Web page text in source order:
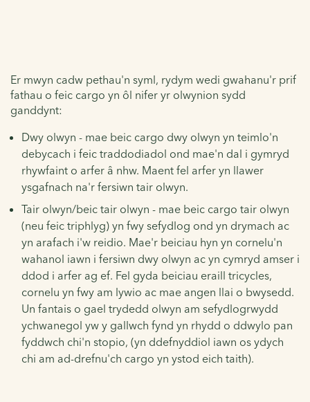
Er mwyn cadw pethau'n syml, rydym wedi gwahanu'r prif
fathau o feic cargo yn ôl nifer yr olwynion sydd
ganddynt:
Dwy olwyn - mae beic cargo dwy olwyn yn teimlo'n
debycach i feic traddodiadol ond mae'n dal i gymryd
rhywfaint o arfer â nhw. Maent fel arfer yn llawer
ysgafnach na'r fersiwn tair olwyn.
Tair olwyn/beic tair olwyn - mae beic cargo tair olwyn
(neu feic triphlyg) yn fwy sefydlog ond yn drymach ac
yn arafach i'w reidio. Mae'r beiciau hyn yn cornelu'n
wahanol iawn i fersiwn dwy olwyn ac yn cymryd amser i
ddod i arfer ag ef. Fel gyda beiciau eraill tricycles,
cornelu yn fwy am lywio ac mae angen llai o bwysedd.
Un fantais o gael trydedd olwyn am sefydlogrwydd
ychwanegol yw y gallwch fynd yn rhydd o ddwylo pan
fyddwch chi'n stopio, (yn ddefnyddiol iawn os ydych
chi am ad-drefnu'ch cargo yn ystod eich taith).